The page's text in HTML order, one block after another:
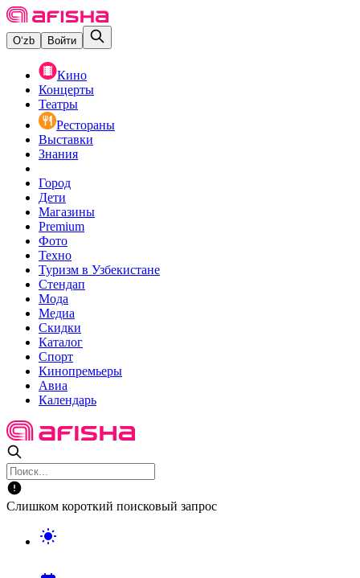
O‘zb Войти
Кино
Концерты
Театры
Рестораны
Выставки
Знания
Город
Дети
Магазины
Premium
Фото
Техно
Туризм в Узбекистане
Стендап
Мода
Медиа
Скидки
Каталог
Спорт
Кинопремьеры
Авиа
Календарь
Слишком короткий поисковый запрос